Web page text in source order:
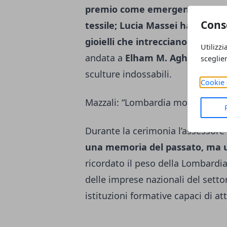
Cookie
premio come emergente
tessile; Lucia Massei ha
gioielli che intrecciano arte e
andata a Elham M. Aghili
, che
sculture indossabili.
Mazzali: “Lombardia motore di
Durante la cerimonia
una memoria del passato, ma
ricordato il peso della
delle imprese nazionali del
istituzioni formative capaci di